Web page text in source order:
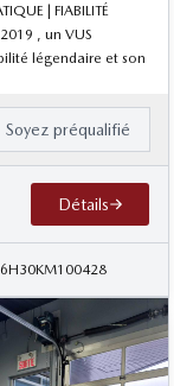
| FIABILITÉ
, un VUS
légendaire et son
Soyez préqualifié
Détails